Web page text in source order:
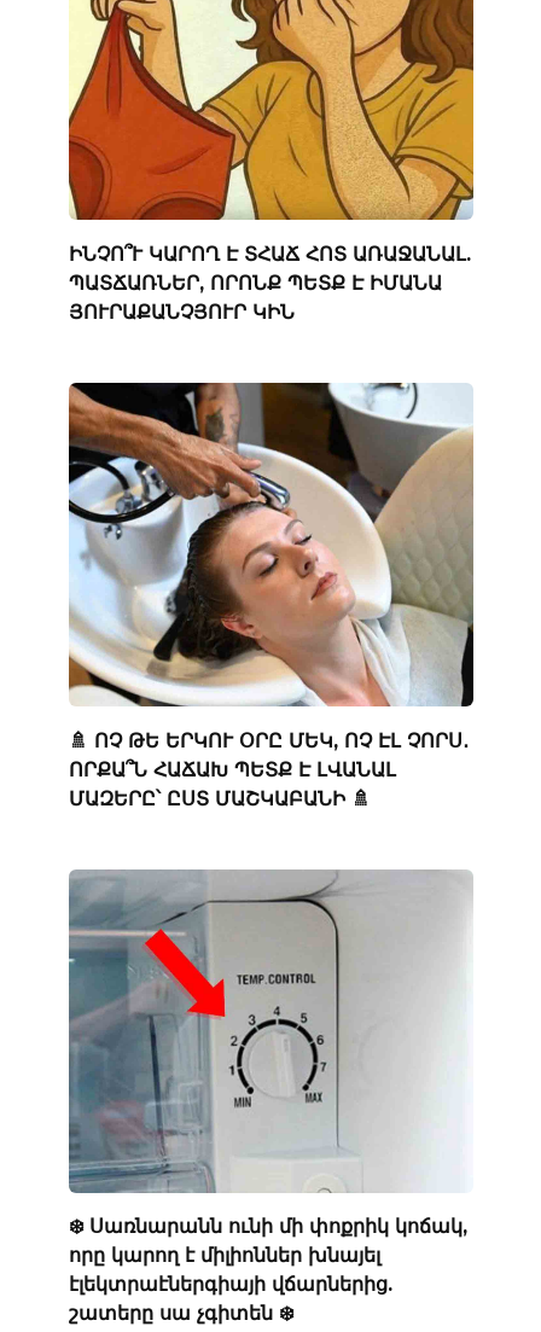
ԻՆՉՈ՞Ւ ԿԱՐՈՂ Է ՏՀԱՃ ՀՈՏ ԱՌԱՋԱՆԱԼ.
ՊԱՏՃԱՌՆԵՐ, ՈՐՈՆՔ ՊԵՏՔ Է ԻՄԱՆԱ
ՅՈՒՐԱՔԱՆՉՅՈՒՐ ԿԻՆ
🚿 ՈՉ ԹԵ ԵՐԿՈՒ ՕՐԸ ՄԵԿ, ՈՉ ԷԼ ՉՈՐՍ․
ՈՐՔԱ՞Ն ՀԱՃԱԽ ՊԵՏՔ Է ԼՎԱՆԱԼ
ՄԱԶԵՐԸ՝ ԸՍՏ ՄԱՇԿԱԲԱՆԻ 🚿
❄️ Սառնարանն ունի մի փոքրիկ կոճակ,
որը կարող է միլիոններ խնայել
էլեկտրաէներգիայի վճարներից.
շատերը սա չգիտեն ❄️